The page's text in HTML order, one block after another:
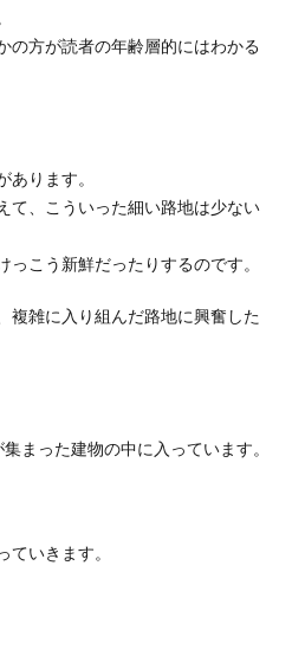
の方が読者の年齢層的にはわかる
あります。
て、こういった細い路地は少ない
こう新鮮だったりするのです。
複雑に入り組んだ路地に興奮した
まった建物の中に入っています。
いきます。